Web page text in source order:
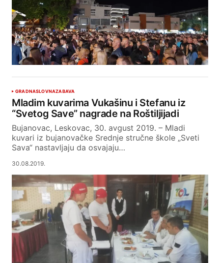
GRADNASLOVNAZABAVA
Mladim kuvarima Vukašinu i Stefanu iz
“Svetog Save” nagrade na Roštiljijadi
Bujanovac, Leskovac, 30. avgust 2019. – Mladi
kuvari iz bujanovačke Srednje stručne škole „Sveti
Sava“ nastavljaju da osvajaju…
30.08.2019.